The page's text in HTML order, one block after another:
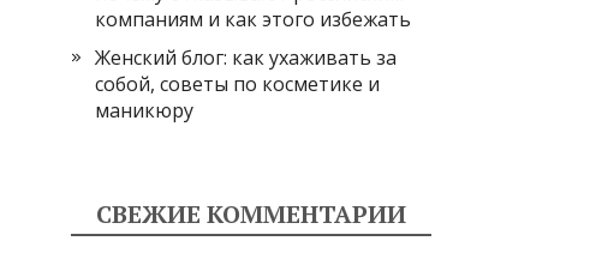
компаниям и как этого избежать
Женский блог: как ухаживать за
собой, советы по косметике и
маникюру
СВЕЖИЕ КОММЕНТАРИИ